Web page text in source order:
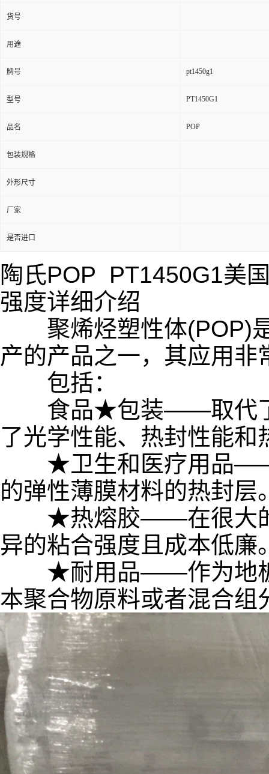
货号
用途
牌号 pt1450g1
型号 PT1450G1
品名 POP
包装规格
外形尺寸
厂家
是否进口
陶氏POP PT1450G1美
强度详细介绍
聚烯烃塑性体(POP)是
产的产品之一，其应用非
包括：
食品★包装——取代了
了光学性能、热封性能
★卫生和医疗用品——
的弹性薄膜材料的热封层
★热熔胶——在很大的
异的粘合强度且成本低廉
★耐用品——作为地板
本聚合物原料或者混合组